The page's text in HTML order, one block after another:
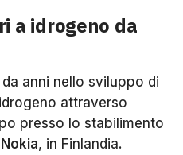
a idrogeno da
anni nello sviluppo di
attraverso
presso lo stabilimento
Nokia, in Finlandia.